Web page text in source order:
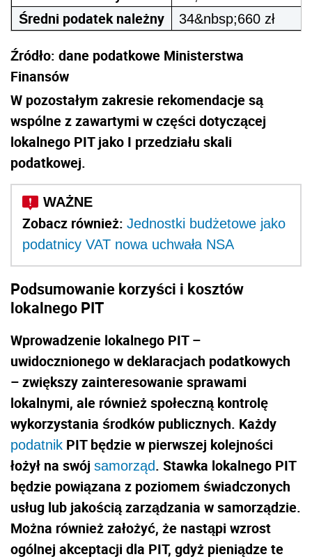
Średni podatek należny 34&nbsp;660 zł
Źródło: dane podatkowe Ministerstwa
Finansów
W pozostałym zakresie rekomendacje są
wspólne z zawartymi w części dotyczącej
lokalnego PIT jako I przedziału skali
podatkowej.
Zobacz również: Jednostki budżetowe jako
podatnicy VAT nowa uchwała NSA
Podsumowanie korzyści i kosztów
lokalnego PIT
Wprowadzenie lokalnego PIT –
uwidocznionego w deklaracjach podatkowych
– zwiększy zainteresowanie sprawami
lokalnymi, ale również społeczną kontrolę
wykorzystania środków publicznych. Każdy
podatnik PIT będzie w pierwszej kolejności
łożył na swój samorząd. Stawka lokalnego PIT
będzie powiązana z poziomem świadczonych
usług lub jakością zarządzania w samorządzie.
Można również założyć, że nastąpi wzrost
ogólnej akceptacji dla PIT, gdyż pieniądze te